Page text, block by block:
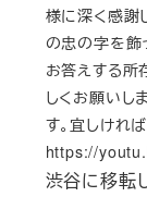
渋谷に移転
様に深く感謝
の忠の字を飾
お答えする
しくお願いし
す。宜しけれ
https://